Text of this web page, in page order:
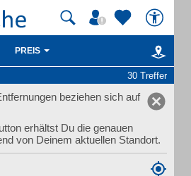
PREIS
30 Treffer
beziehen sich auf
erhältst Du die genauen
von Deinem aktuellen Standort.